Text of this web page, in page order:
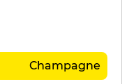
Champagne